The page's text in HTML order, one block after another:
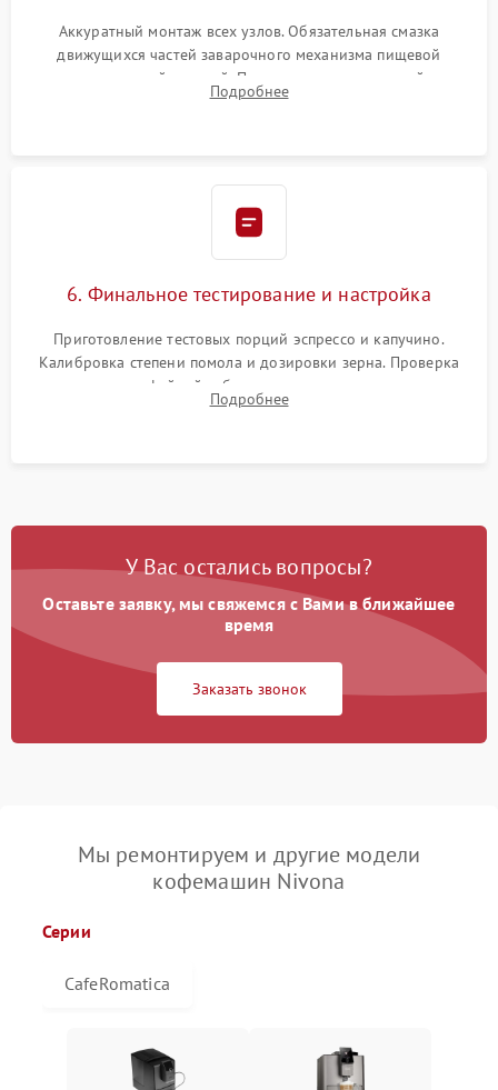
Аккуратный монтаж всех узлов. Обязательная смазка
движущихся частей заварочного механизма пищевой
силиконовой смазкой. Проведение программной
декальцинации и очистки системы от кофейных масел.
Подробнее
6. Финальное тестирование и настройка
Приготовление тестовых порций эспрессо и капучино.
Калибровка степени помола и дозировки зерна. Проверка
плотности кофейной таблетки, температуры напитка и
качества молочной пены. Контроль отсутствия посторонних
Подробнее
У Вас остались вопросы?
Оставьте заявку, мы свяжемся с Вами в ближайшее
время
Заказать звонок
Мы ремонтируем и другие модели
кофемашин Nivona
Серии
CafeRomatica